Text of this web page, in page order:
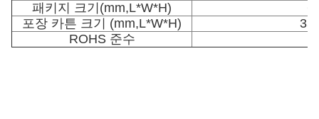
패키지 크기 (mm,L*W*H)
포장 카튼 크기 (mm,L*W*H)
ROHS 준수